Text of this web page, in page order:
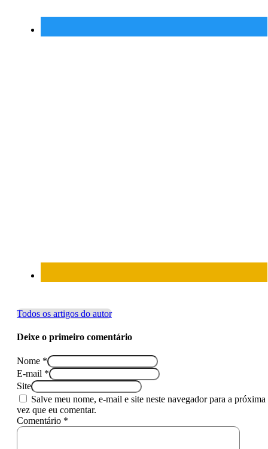
Todos os artigos do autor
Deixe o primeiro comentário
Nome *
E-mail *
Site
Salve meu nome, e-mail e site neste navegador para a próxima
vez que eu comentar.
Comentário *